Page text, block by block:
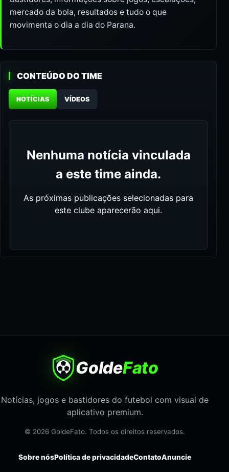
mercado da bola, resultados e tudo o que
movimenta o dia a dia do Parana.
CONTEÚDO DO TIME
NOTÍCIAS VÍDEOS
Nenhuma notícia vinculada
a este time ainda.
As próximas publicações selecionadas para
este clube aparecerão aqui.
GoldeFato
Notícias, jogos e bastidores do futebol com visual de
aplicativo premium.
© 2026 GoldeFato. Todos os direitos reservados.
Sobre nósPolítica de privacidadeContatoAnuncie